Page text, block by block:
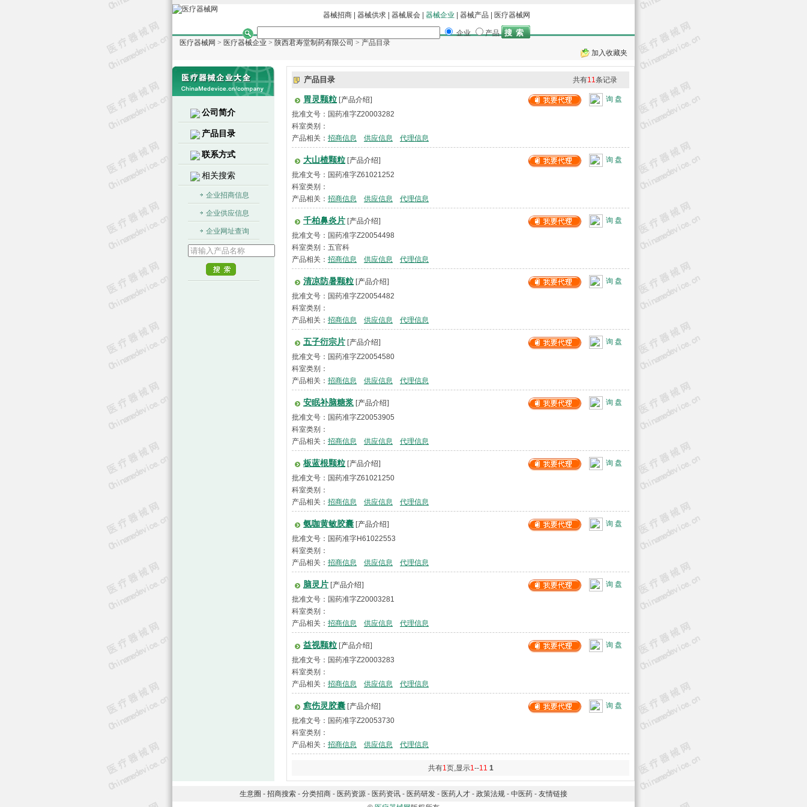
器械招商 器械供求 器械展会 器械企业 器械产品 医疗器械网
企业
产品
医疗器械网 > 医疗器械企业 > 陕西君寿堂制药有限公司 > 产品目录
加入收藏夹
公司简介
产品目录
联系方式
相关搜索
企业招商信息
企业供应信息
企业网址查询
产品目录 共有11条记录
胃灵颗粒 [产品介绍]
询 盘
批准文号：国药准字Z20003282
科室类别：
产品相关： 招商信息 供应信息 代理信息
大山楂颗粒 [产品介绍]
询 盘
批准文号：国药准字Z61021252
科室类别：
产品相关： 招商信息 供应信息 代理信息
千柏鼻炎片 [产品介绍]
询 盘
批准文号：国药准字Z20054498
科室类别：五官科
产品相关： 招商信息 供应信息 代理信息
清凉防暑颗粒 [产品介绍]
询 盘
批准文号：国药准字Z20054482
科室类别：
产品相关： 招商信息 供应信息 代理信息
五子衍宗片 [产品介绍]
询 盘
批准文号：国药准字Z20054580
科室类别：
产品相关： 招商信息 供应信息 代理信息
安眠补脑糖浆 [产品介绍]
询 盘
批准文号：国药准字Z20053905
科室类别：
产品相关： 招商信息 供应信息 代理信息
板蓝根颗粒 [产品介绍]
询 盘
批准文号：国药准字Z61021250
科室类别：
产品相关： 招商信息 供应信息 代理信息
氨咖黄敏胶囊 [产品介绍]
询 盘
批准文号：国药准字H61022553
科室类别：
产品相关： 招商信息 供应信息 代理信息
脑灵片 [产品介绍]
询 盘
批准文号：国药准字Z20003281
科室类别：
产品相关： 招商信息 供应信息 代理信息
益视颗粒 [产品介绍]
询 盘
批准文号：国药准字Z20003283
科室类别：
产品相关： 招商信息 供应信息 代理信息
愈伤灵胶囊 [产品介绍]
询 盘
批准文号：国药准字Z20053730
科室类别：
产品相关： 招商信息 供应信息 代理信息
共有1页,显示1--11 1
生意圈 - 招商搜索 - 分类招商 - 医药资源 - 医药资讯 - 医药研发 - 医药人才 - 政策法规 - 中医药 - 友情链接